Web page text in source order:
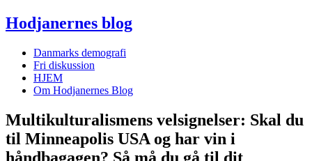
Hodjanernes blog
Danmarks demografi
Fri diskussion
HJEM
Om Hodjanernes Blog
Multikulturalismens velsignelser: Skal du
til Minneapolis USA og har vin i
håndbagagen? Så må du gå til dit